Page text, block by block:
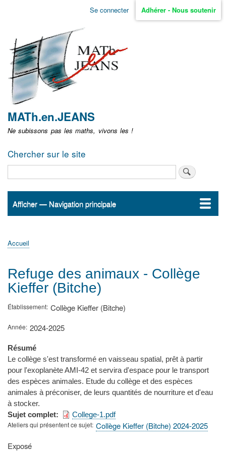
Aller
non
identifié
Se connecter Adhérer - Nous soutenir
MATh.en.JEANS
Ne subissons pas les maths, vivons les !
Chercher sur le site
Navigation
Afficher — Navigation principale
Accueil
ActualitésMATh.en.JEANS ?
Régions et Ateliers
Créer, gérer un atelier
Sujets/Publications
Congrès
d'Ariane
Accueil
Refuge des animaux - Collège
Kieffer (Bitche)
Établissement Collège Kieffer (Bitche)
Année 2024-2025
Résumé
Le collège s'est transformé en vaisseau spatial, prêt à partir
pour l'exoplanète AMI-42 et servira d'espace pour le transport
des espèces animales. Etude du collège et des espèces
animales à préconiser, de leurs quantités de nourriture et d'eau
à stocker.
Sujet complet
College-1.pdf
Ateliers qui présentent ce sujet Collège Kieffer (Bitche) 2024-2025
Type
Exposé